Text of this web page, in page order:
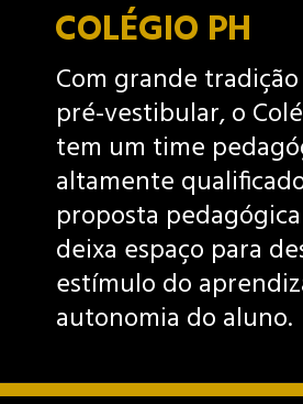
COLÉGIO PH
Com grande
pré-vestibular, o
tem um time
altamente
proposta
deixa espaço para
estímulo do
autonomia do aluno.